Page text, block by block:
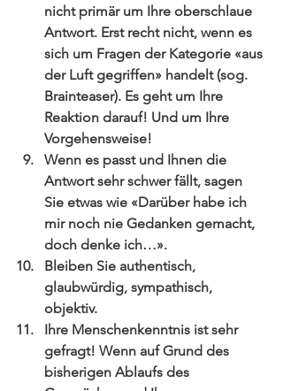
nicht primär um Ihre oberschlaue
Antwort. Erst recht nicht, wenn es
sich um Fragen der Kategorie «aus
der Luft gegriffen» handelt (sog.
Brainteaser). Es geht um Ihre
Reaktion darauf! Und um Ihre
Vorgehensweise!
Wenn es passt und Ihnen die
Antwort sehr schwer fällt, sagen
Sie etwas wie «Darüber habe ich
mir noch nie Gedanken gemacht,
doch denke ich…».
Bleiben Sie authentisch,
glaubwürdig, sympathisch,
objektiv.
Ihre Menschenkenntnis ist sehr
gefragt! Wenn auf Grund des
bisherigen Ablaufs des